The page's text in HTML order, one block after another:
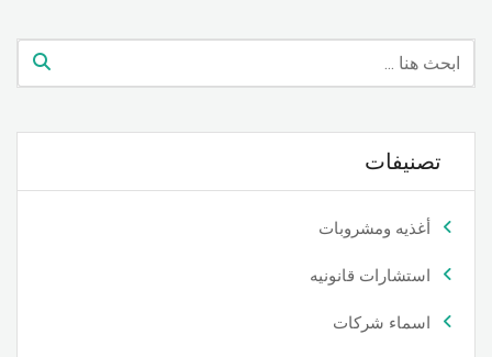
تصنيفات
أغذيه ومشروبات
استشارات قانونيه
اسماء شركات